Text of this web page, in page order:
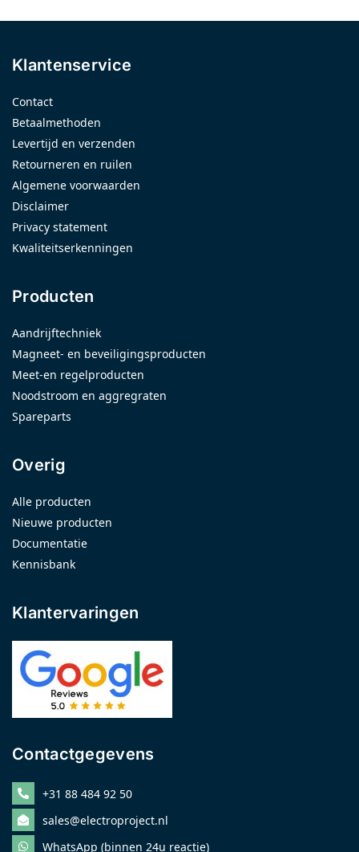
Klantenservice
Contact
Betaalmethoden
Levertijd en verzenden
Retourneren en ruilen
Algemene voorwaarden
Disclaimer
Privacy statement
Kwaliteitserkenningen
Producten
Aandrijftechniek
Magneet- en beveiligingsproducten
Meet-en regelproducten
Noodstroom en aggregraten
Spareparts
Overig
Alle producten
Nieuwe producten
Documentatie
Kennisbank
Klantervaringen
Contactgegevens
+31 88 484 92 50
sales@electroproject.nl
WhatsApp (binnen 24u reactie)